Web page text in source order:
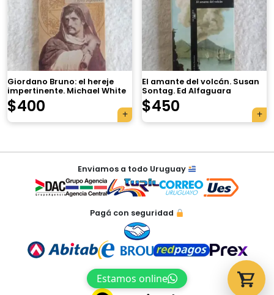
Giordano Bruno: el hereje
impertinente. Michael White
$400
El amante del volcán. Susan
Sontag. Ed Alfaguara
$450
Navegación
entradas
Enviamos a todo Uruguay
Pagá con seguridad
Estamos online
×
Tu carrito está vacío.
Agregá un producto y aparecerá acá
automáticamente.